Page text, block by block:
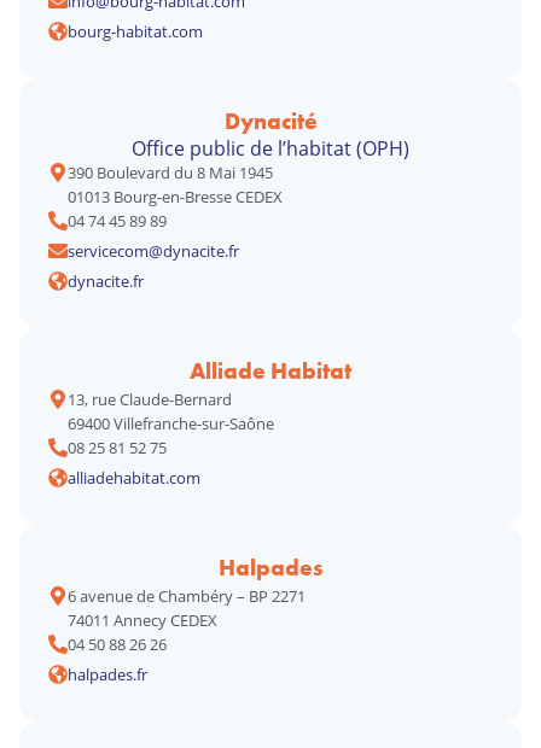
bourg-habitat.com
Dynacité
Office public de l’habitat (OPH)
390 Boulevard du 8 Mai 1945
01013 Bourg-en-Bresse CEDEX
04 74 45 89 89
servicecom@dynacite.fr
dynacite.fr
Alliade Habitat
13, rue Claude-Bernard
69400 Villefranche-sur-Saône
08 25 81 52 75
alliadehabitat.com
Halpades
6 avenue de Chambéry – BP 2271
74011 Annecy CEDEX
04 50 88 26 26
halpades.fr